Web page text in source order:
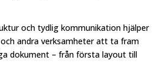
och tydlig kommunikation hjälper
andra verksamheter att ta fram
dokument – från första layout till